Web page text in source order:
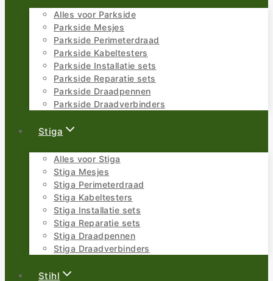
Alles voor Parkside
Parkside Mesjes
Parkside Perimeterdraad
Parkside Kabeltesters
Parkside Installatie sets
Parkside Reparatie sets
Parkside Draadpennen
Parkside Draadverbinders
Stiga
Alles voor Stiga
Stiga Mesjes
Stiga Perimeterdraad
Stiga Kabeltesters
Stiga Installatie sets
Stiga Reparatie sets
Stiga Draadpennen
Stiga Draadverbinders
Stihl